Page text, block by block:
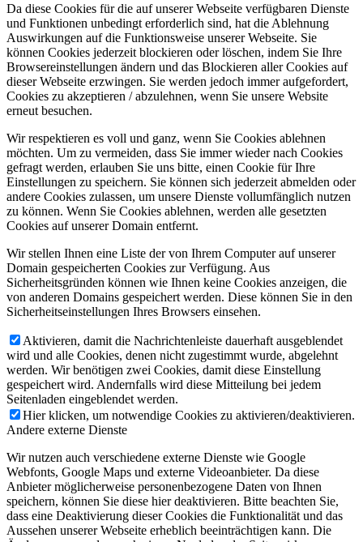
Da diese Cookies für die auf unserer Webseite verfügbaren Dienste
und Funktionen unbedingt erforderlich sind, hat die Ablehnung
Auswirkungen auf die Funktionsweise unserer Webseite. Sie
können Cookies jederzeit blockieren oder löschen, indem Sie Ihre
Browsereinstellungen ändern und das Blockieren aller Cookies auf
dieser Webseite erzwingen. Sie werden jedoch immer aufgefordert,
Cookies zu akzeptieren / abzulehnen, wenn Sie unsere Website
erneut besuchen.
Wir respektieren es voll und ganz, wenn Sie Cookies ablehnen
möchten. Um zu vermeiden, dass Sie immer wieder nach Cookies
gefragt werden, erlauben Sie uns bitte, einen Cookie für Ihre
Einstellungen zu speichern. Sie können sich jederzeit abmelden oder
andere Cookies zulassen, um unsere Dienste vollumfänglich nutzen
zu können. Wenn Sie Cookies ablehnen, werden alle gesetzten
Cookies auf unserer Domain entfernt.
Wir stellen Ihnen eine Liste der von Ihrem Computer auf unserer
Domain gespeicherten Cookies zur Verfügung. Aus
Sicherheitsgründen können wie Ihnen keine Cookies anzeigen, die
von anderen Domains gespeichert werden. Diese können Sie in den
Sicherheitseinstellungen Ihres Browsers einsehen.
Aktivieren, damit die Nachrichtenleiste dauerhaft ausgeblendet
wird und alle Cookies, denen nicht zugestimmt wurde, abgelehnt
werden. Wir benötigen zwei Cookies, damit diese Einstellung
gespeichert wird. Andernfalls wird diese Mitteilung bei jedem
Seitenladen eingeblendet werden.
Hier klicken, um notwendige Cookies zu aktivieren/deaktivieren.
Andere externe Dienste
Wir nutzen auch verschiedene externe Dienste wie Google
Webfonts, Google Maps und externe Videoanbieter. Da diese
Anbieter möglicherweise personenbezogene Daten von Ihnen
speichern, können Sie diese hier deaktivieren. Bitte beachten Sie,
dass eine Deaktivierung dieser Cookies die Funktionalität und das
Aussehen unserer Webseite erheblich beeinträchtigen kann. Die